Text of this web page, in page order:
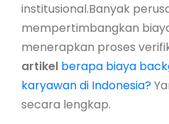
institusional.Banyak
mempertimbangkan
menerapkan proses
artikel berapa biaya
karyawan di Indonesia?
secara lengkap.